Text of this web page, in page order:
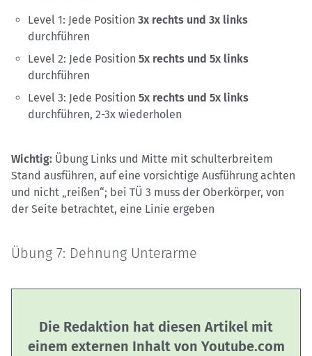
Level 1: Jede Position 3x rechts und 3x links
durchführen
Level 2: Jede Position 5x rechts und 5x links
durchführen
Level 3: Jede Position 5x rechts und 5x links
durchführen, 2-3x wiederholen
Wichtig: Übung Links und Mitte mit schulterbreitem
Stand ausführen, auf eine vorsichtige Ausführung achten
und nicht „reißen“; bei TÜ 3 muss der Oberkörper, von
der Seite betrachtet, eine Linie ergeben
Übung 7: Dehnung Unterarme
Die Redaktion hat diesen Artikel mit
einem externen Inhalt von Youtube.com